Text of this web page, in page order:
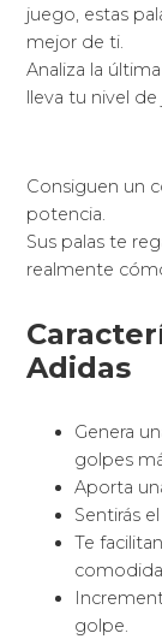
juego, estas
mejor de ti.
Analiza la
lleva tu nivel
Consiguen un
potencia.
Sus palas te
realmente
Adidas
Genera
golpes
Aporta
Sentirás
Te
golpe.